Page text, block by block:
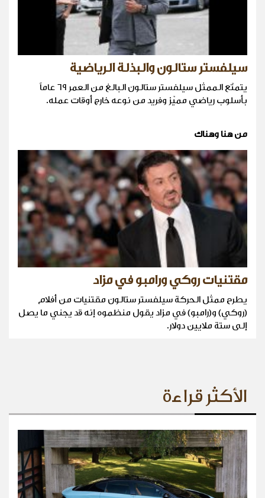
سيلفستر ستالون والبذلة الرياضية
يتمتّع الممثل سيلفستر ستالون البالغ من العمر ٦٩ عاماً
بأسلوب رياضي مميّز وفريد من نوعه خارج أوقات عمله.
من هنا وهناك
مقتنيات روكي ورامبو في مزاد
يطرح ممثل الحركة سيلفستر ستالون مقتنيات من أفلام
(روكي) و(رامبو) في مزاد يقول منظموه إنه قد يجني ما يصل
إلى ستة ملايين دولار.
الأكثر قراءة